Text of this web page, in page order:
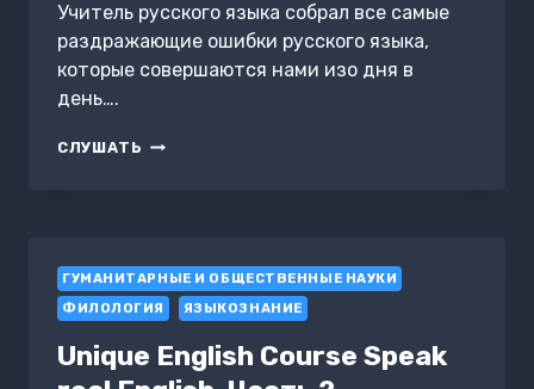
Учитель русского языка собрал все самые
раздражающие ошибки русского языка,
которые совершаются нами изо дня в
день….
СЛУШАТЬ 50
ГОВОРИ
И
ПИШИ
ПРАВИЛЬНО
ГУМАНИТАРНЫЕ И ОБЩЕСТВЕННЫЕ НАУКИ
ФИЛОЛОГИЯ
ЯЗЫКОЗНАНИЕ
Unique English Course Speak